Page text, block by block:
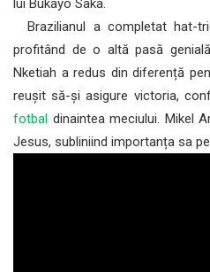
lui Bukayo Saka.
Brazilianul a completat hat-
profitând de o altă pasă
Nketiah a redus din diferență
reușit să-și asigure victoria,
fotbal dinaintea meciului. Mikel
Jesus, subliniind importanța sa